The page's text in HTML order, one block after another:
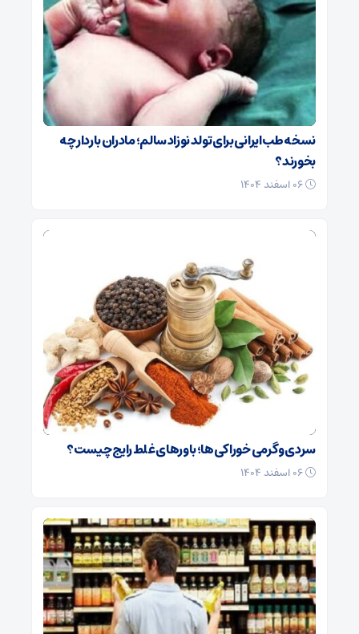
نسخه طب ایرانی برای تولد نوزاد سالم؛ مادران باردار چه
بخورند؟
سردی و گرمی خوراکی‌ها؛ باورهای غلط رایج چیست؟